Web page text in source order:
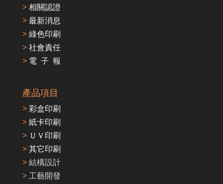
>相關認證
>最新消息
>綠色印刷
>社會責任
> 電 子 報
產品項目
>彩盒印刷
>紙卡印刷
> ＵＶ印刷
>其它印刷
>結構設計
>工藝開發